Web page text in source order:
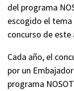
del programa
escogido el tema
concurso de este
Cada año, el
por un
programa